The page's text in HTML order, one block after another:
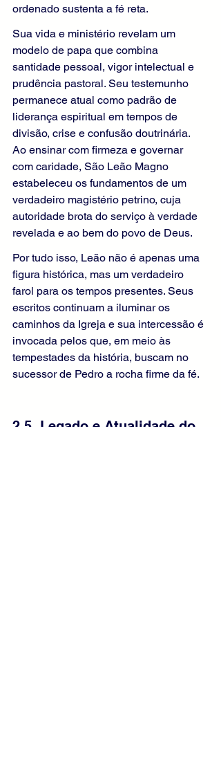
ordenado sustenta a fé reta.
Sua vida e ministério revelam um
modelo de papa que combina
santidade pessoal, vigor intelectual e
prudência pastoral. Seu testemunho
permanece atual como padrão de
liderança espiritual em tempos de
divisão, crise e confusão doutrinária.
Ao ensinar com firmeza e governar
com caridade, São Leão Magno
estabeleceu os fundamentos de um
verdadeiro magistério petrino, cuja
autoridade brota do serviço à verdade
revelada e ao bem do povo de Deus.
Por tudo isso, Leão não é apenas uma
figura histórica, mas um verdadeiro
farol para os tempos presentes. Seus
escritos continuam a iluminar os
caminhos da Igreja e sua intercessão é
invocada pelos que, em meio às
tempestades da história, buscam no
sucessor de Pedro a rocha firme da fé.
2.5. Legado e Atualidade do